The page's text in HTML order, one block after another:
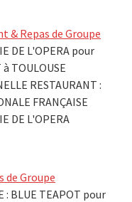
& Repas de Groupe
DE L'OPERA pour
TOULOUSE
RESTAURANT :
FRANÇAISE
DE L'OPERA
de Groupe
: BLUE TEAPOT pour